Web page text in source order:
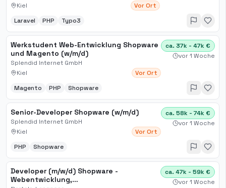
Kiel
Vor Ort
Laravel PHP Typo3
Werkstudent Web-Entwicklung Shopware
und Magento (w/m/d)
Splendid Internet GmbH
Kiel
Vor Ort
ca. 37k - 47k €
vor 1 Woche
Magento PHP Shopware
Senior-Developer Shopware (w/m/d)
Splendid Internet GmbH
Kiel
Vor Ort
ca. 58k - 74k €
vor 1 Woche
PHP Shopware
Developer (m/w/d) Shopware -
Webentwicklung,
ca. 47k - 59k €
vor 1 Woche